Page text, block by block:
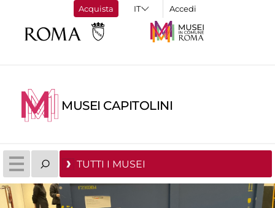
Acquista Accedi
MUSEI CAPITOLINI
TUTTI I MUSEI